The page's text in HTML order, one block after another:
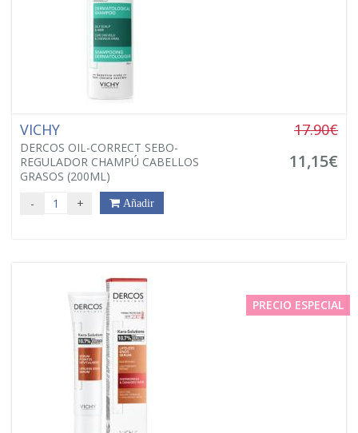
VICHY
DERCOS OIL-CORRECT SEBO-
REGULADOR CHAMPÚ CABELLOS
GRASOS (200ML)
17.90€
11,15€
- + Añadir
PRECIO ESPECIAL